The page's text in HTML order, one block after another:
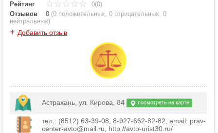
Рейтинг
0(0)
Отзывов
0 (0 положительных, 0 отрицательных, 0
нейтральных)
+ Добавить отзыв
Астрахань, ул. Кирова, 84 посмотреть на карте
тел.: (8512) 63-39-08, 8-927-662-82-82, email: prav-
center-avto@mail.ru, http://avto-urist30.ru/